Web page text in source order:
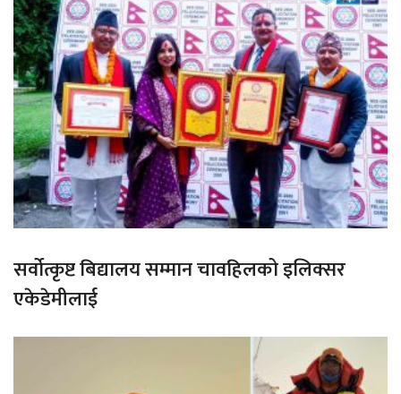
सर्वोत्कृष्ट बिद्यालय सम्मान चावहिलको इलिक्सर
एकेडेमीलाई